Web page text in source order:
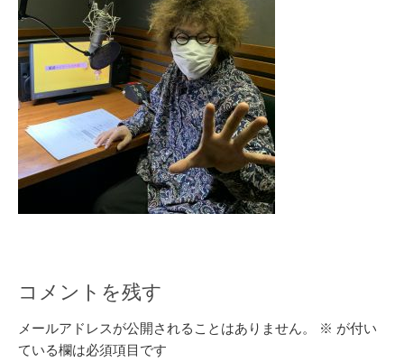
コメントを残す
メールアドレスが公開されることはありません。 ※ が付い
ている欄は必須項目です